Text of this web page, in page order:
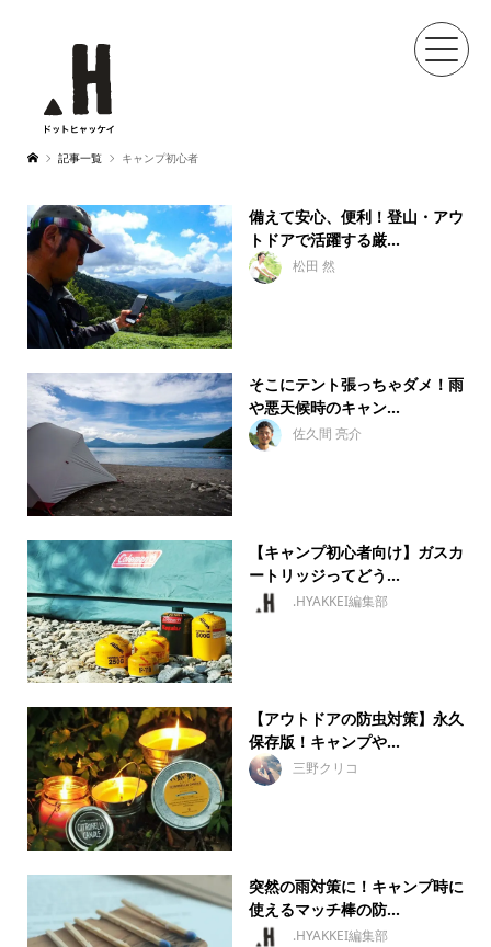
記事一覧 キャンプ初心者
備えて安心、便利！登山・アウ
トドアで活躍する厳...
松田 然
そこにテント張っちゃダメ！雨
や悪天候時のキャン...
佐久間 亮介
【キャンプ初心者向け】ガスカ
ートリッジってどう...
.HYAKKEI編集部
【アウトドアの防虫対策】永久
保存版！キャンプや...
三野クリコ
突然の雨対策に！キャンプ時に
使えるマッチ棒の防...
.HYAKKEI編集部